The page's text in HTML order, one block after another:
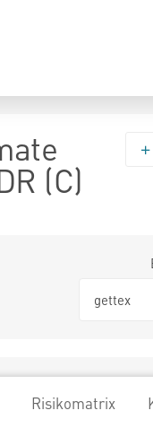
(C)
gettex
Risikomatrix